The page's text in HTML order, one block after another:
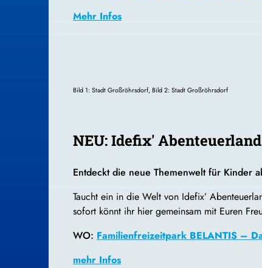
Mehr Infos
Bild 1: Stadt Großröhrsdorf, Bild 2: Stadt Großröhrsdorf
NEU: Idefix'
Entdeckt die neue Themenwelt für Kinder
Taucht ein in die Welt von Idefix’
sofort könnt ihr hier gemeinsam mit Euren
WO: Familienfreizeitpark BELANTIS –
mehr Infos